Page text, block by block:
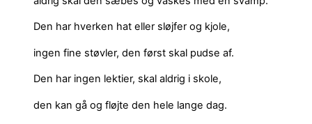
Den har hverken hat eller sløjfer og kjole,
ingen fine støvler, den først skal pudse af.
Den har ingen lektier, skal aldrig i skole,
den kan gå og fløjte den hele lange dag.